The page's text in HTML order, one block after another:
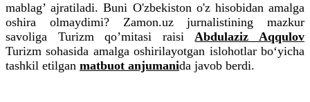
mablag’ ajratiladi. Buni O'zbekiston o'z hisobidan amalga
oshira olmaydimi? Zamon.uz jurnalistining mazkur
savoliga Turizm qo’mitasi raisi Abdulaziz Aqqulov
Turizm sohasida amalga oshirilayotgan islohotlar bo‘yicha
tashkil etilgan matbuot anjumanida javob berdi.